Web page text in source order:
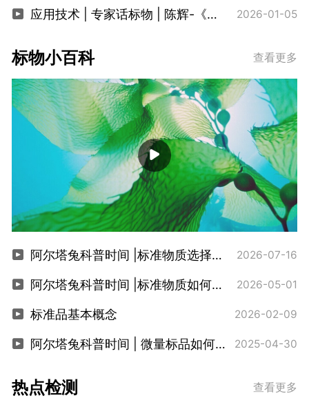
应用技术 | 专家话标物 | 陈辉-《高通量非靶向农残筛查技术研究及应用》 2026-01-05
标物小百科 查看更多

阿尔塔兔科普时间 |标准物质选择指南 2026-07-16
阿尔塔兔科普时间 |标准物质如何验收 2026-05-01
标准品基本概念 2026-02-09
阿尔塔兔科普时间 | 微量标品如何称量 2025-04-30
热点检测 查看更多